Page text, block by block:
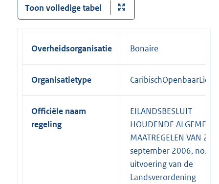
Toon volledige tabel
Overheidsorganisatie Bonaire
Organisatietype
Officiële naam
regeling
EILANDSBESLUIT
HOUDENDE ALGEMENE
MAATREGELEN VAN 21
september 2006, no. 1
uitvoering van de
Landsverordening